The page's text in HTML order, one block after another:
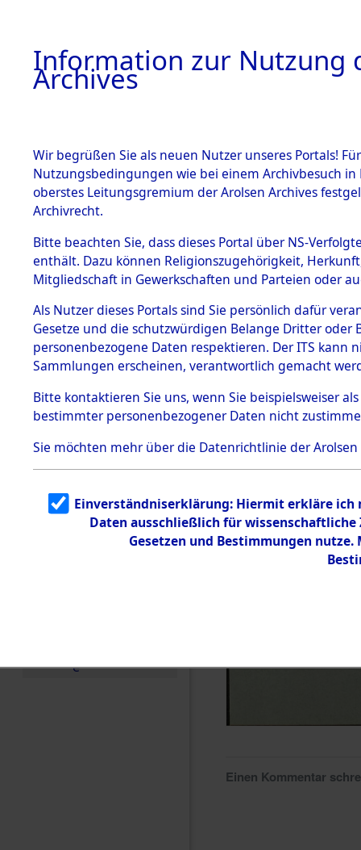
BESTÄNDE
1.
mente
5. Verschiedenes
5.3
Todesmärsche
5.3.1 Alliierte
Erhebungen
zu
Todesmärsch
en
5.3.2
g
5.3.3
Todesmärsch
e
Einen Kommentar
Information zur Nutzung
Archives
Wir begrüßen Sie als neuen Nutzer unseres Portals!
Nutzungsbedingungen wie bei einem Archivbesuch
oberstes Leitungsgremium der Arolsen Archives
Archivrecht.
Bitte beachten Sie, dass dieses Portal über NS-
enthält. Dazu können Religionszugehörigkeit,
Mitgliedschaft in Gewerkschaften und Parteien oder
Als Nutzer dieses Portals sind Sie persönlich dafür
Gesetze und die schutzwürdigen Belange Dritter
personenbezogene Daten respektieren. Der ITS
Sammlungen erscheinen, verantwortlich gemacht
Bitte kontaktieren Sie uns, wenn Sie beispielsweiser
bestimmter personenbezogener Daten nicht
Sie möchten mehr über die Datenrichtlinie der Arolsen
Einverständniserklärung: Hiermit erkläre ich
Daten ausschließlich für
Gesetzen und Bestimmungen